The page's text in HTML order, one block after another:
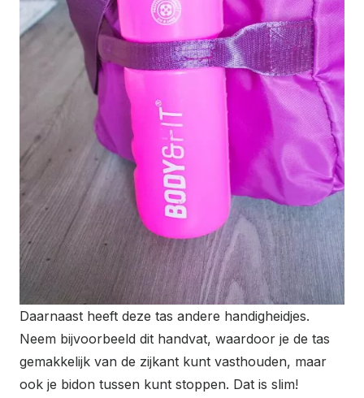
Daarnaast heeft deze tas andere handigheidjes.
Neem bijvoorbeeld dit handvat, waardoor je de tas
gemakkelijk van de zijkant kunt vasthouden, maar
ook je bidon tussen kunt stoppen. Dat is slim!